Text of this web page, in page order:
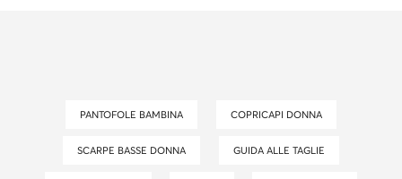
PANTOFOLE BAMBINA COPRICAPI DONNA
SCARPE BASSE DONNA GUIDA ALLE TAGLIE